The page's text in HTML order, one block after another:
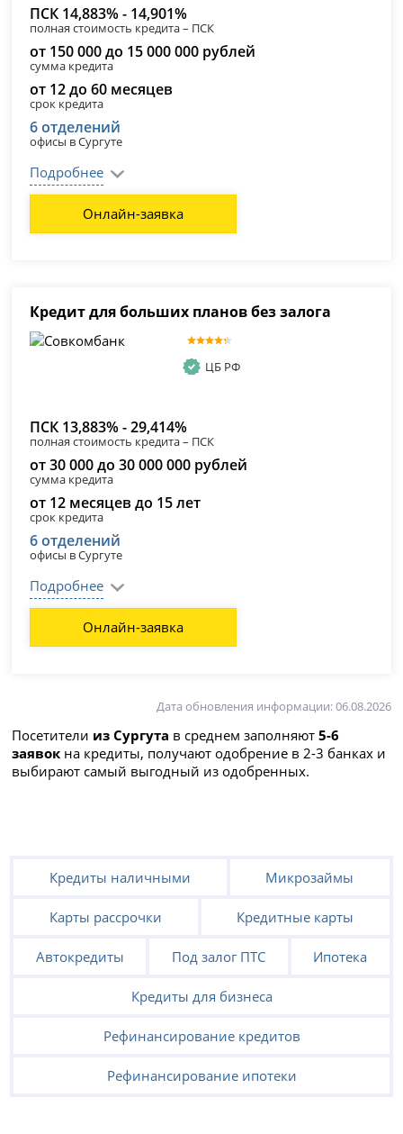
ПСК 14,883% - 14,901%
полная стоимость кредита – ПСК
от 150 000 до 15 000 000 рублей
сумма кредита
от 12 до 60 месяцев
срок кредита
6 отделений
офисы в Сургуте
Подробнее
Онлайн-заявка
Кредит для больших планов без залога
ЦБ РФ
ПСК 13,883% - 29,414%
полная стоимость кредита – ПСК
от 30 000 до 30 000 000 рублей
сумма кредита
от 12 месяцев до 15 лет
срок кредита
6 отделений
офисы в Сургуте
Подробнее
Онлайн-заявка
Дата обновления информации: 06.08.2026
Посетители из Сургута в среднем заполняют5-6
заявок на кредиты, получают одобрение в 2-3 банках и
выбирают самый выгодный из одобренных.
Кредиты наличными Микрозаймы
Карты рассрочки Кредитные карты
Автокредиты Под залог ПТС Ипотека
Кредиты для бизнеса
Рефинансирование кредитов
Рефинансирование ипотеки